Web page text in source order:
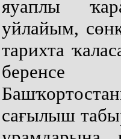
яуаплы
уйлайым,
тарихта
сағылыш